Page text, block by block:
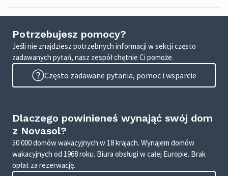
Potrzebujesz pomocy?
Jeśli nie znajdziesz potrzebnych informacji w sekcji często
zadawanych pytań, nasz zespół chętnie Ci pomoże.
Często zadawane pytania, pomoc i wsparcie
Dlaczego powinieneś wynająć swój dom
z Novasol?
50 000 domów wakacyjnych w 18 krajach. Wynajem domów
wakacyjnych od 1968 roku. Biura obsługi w całej Europie. Brak
opłat za rezerwację.